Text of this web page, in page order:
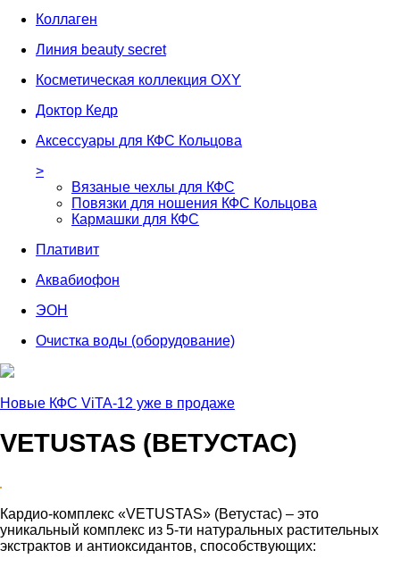
Коллаген
Линия beauty secret
Косметическая коллекция OXY
Доктор Кедр
Аксессуары для КФС Кольцова
>
Вязаные чехлы для КФС
Повязки для ношения КФС Кольцова
Кармашки для КФС
Плативит
Аквабиофон
ЭОН
Очистка воды (оборудование)
Новые КФС ViTA-12 уже в продаже
VETUSTAS (ВЕТУСТАС)
Кардио-комплекс «VETUSTAS» (Ветустас) – это
уникальный комплекс из 5-ти натуральных растительных
экстрактов и антиоксидантов, способствующих: